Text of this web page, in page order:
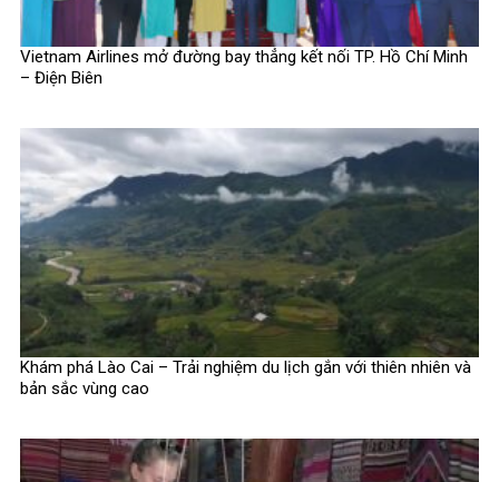
Vietnam Airlines mở đường bay thẳng kết nối TP. Hồ Chí Minh
– Điện Biên
Khám phá Lào Cai – Trải nghiệm du lịch gắn với thiên nhiên và
bản sắc vùng cao